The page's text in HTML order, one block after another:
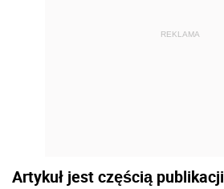
REKLAMA
Artykuł jest częścią publikacji